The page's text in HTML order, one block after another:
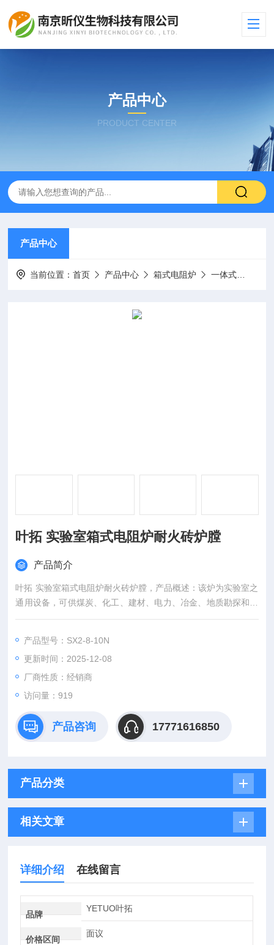
产品中心
PRODUCT CENTER
产品中心
当前位置：首页 产品中心 箱式电阻炉 一体式
叶拓 实验室箱式电阻炉耐火砖炉膛
产品简介
叶拓 实验室箱式电阻炉耐火砖炉膛，产品概述：该炉为实验室之
通用设备，可供煤炭、化工、建材、电力、冶金、地质勘探和科
研单位实验室做烧结加热及处理等用。
产品型号：SX2-8-10N
更新时间：2025-12-08
厂商性质：经销商
访问量：919
产品咨询 17771616850
产品分类
相关文章
详细介绍 在线留言
品牌
YETUO叶拓
价格区间
面议